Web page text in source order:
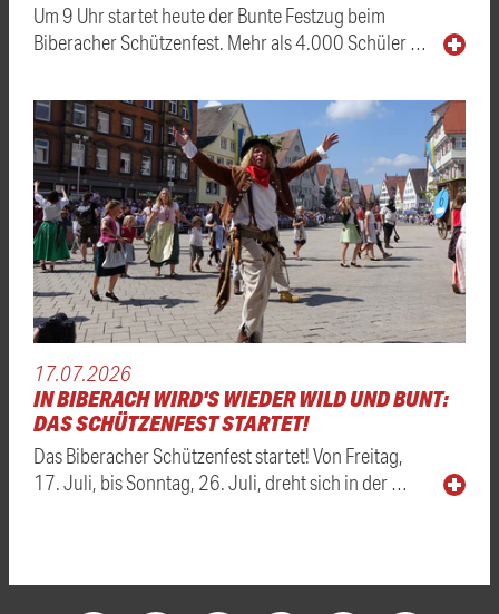
Um 9 Uhr startet heute der Bunte Festzug beim
Biberacher Schützenfest. Mehr als 4.000 Schüler …
17.07.2026
IN BIBERACH WIRD'S WIEDER WILD UND BUNT:
DAS SCHÜTZENFEST STARTET!
Das Biberacher Schützenfest startet! Von Freitag,
17. Juli, bis Sonntag, 26. Juli, dreht sich in der …